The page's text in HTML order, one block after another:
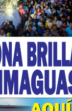
━ Planes